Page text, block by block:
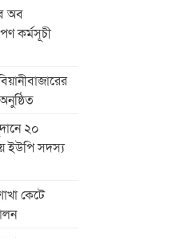
অব
কর্মসূচী
২০
ইউপি সদস্য
কেটে